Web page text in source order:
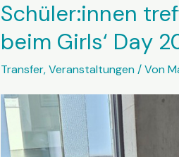
Nacht
der
Bibliotheken
Schüler:innen
beim Girls‘ Day
Transfer,Veranstaltungen/ Von